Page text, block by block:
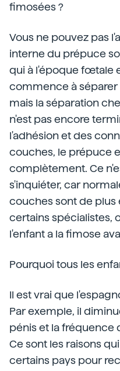
fimosées ?
Vous ne pouvez pas
interne du prépuce
qui à l'époque fœtale
commence à séparer
mais la séparation
n'est pas encore
l'adhésion et des
couches, le prépuce
complètement. Ce
s'inquiéter, car
couches sont de plus
certains spécialistes,
l'enfant a la fimose
Pourquoi tous les
Il est vrai que
Par exemple, il
pénis et la fréquence
Ce sont les raisons
certains pays pour